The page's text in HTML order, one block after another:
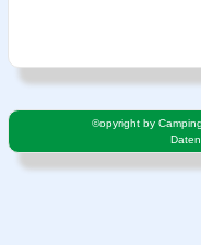
©opyright by